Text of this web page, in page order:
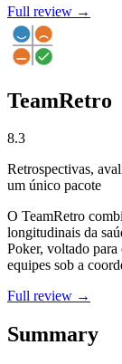
Full review →
TeamRetro
8.3
Retrospectivas,
um único pacote
O TeamRetro
longitudinais da
Poker, voltado para
equipes sob a
Full review →
Summary